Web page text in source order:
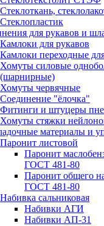
Стеклоткань,
Стеклопластик
для рукавов и
Камлоки для рукавов
Камлоки переходные
Хомуты силовые
(шарнирные)
Хомуты червячные
Соединение "ёлочка"
Фитинги и штуцеры
Хомуты стяжки
материалы и
Паронит листовой
Паронит
ГОСТ 481-80
Паронит общего
ГОСТ 481-80
Набивка сальниковая
Набивки АГИ
Набивки АП-31